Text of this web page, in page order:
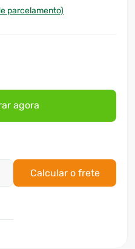
parcelamento)
agora
Calcular o frete